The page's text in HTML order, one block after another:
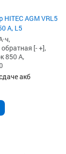
HITEC AGM VRL5
А, L5
[- +],
850 А,
акб